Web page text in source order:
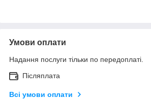
Умови оплати
Надання послуги тільки по передоплаті.
Післяплата
Всі умови оплати